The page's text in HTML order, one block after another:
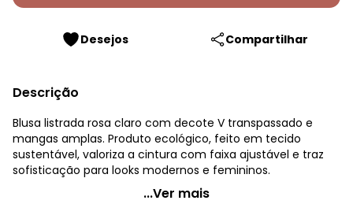
Desejos Compartilhar
Descrição
Blusa listrada rosa claro com decote V transpassado e
mangas amplas. Produto ecológico, feito em tecido
sustentável, valoriza a cintura com faixa ajustável e traz
sofisticação para looks modernos e femininos.
Quintess - Blusa Listrado Rosa em Tecido Plano
...Ver mais